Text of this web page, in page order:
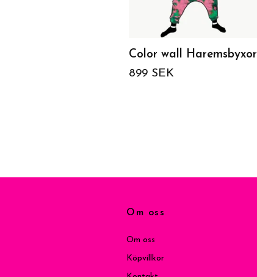
Color wall Haremsbyxor
899 SEK
Om oss
Om oss
Köpvillkor